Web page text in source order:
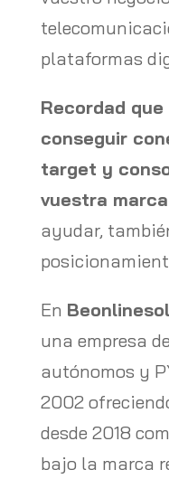
plataformas
Recordad
conseguir
target y
vuestra marca
ayudar,
En
una empresa
autónomos y
2002
desde 2018
bajo la marca